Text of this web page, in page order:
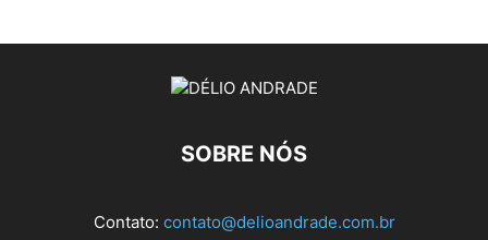
SOBRE NÓS
Contato: contato@delioandrade.com.br